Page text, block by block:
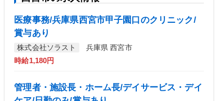
医療事務/兵庫県西宮市甲子園口のクリニック/
賞与あり
株式会社ソラスト
兵庫県 西宮市
時給1,180円
管理者・施設長・ホーム長/デイサービス・デイ